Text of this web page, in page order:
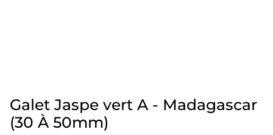
Galet Jaspe vert A - Madagascar
(30 À 50mm)